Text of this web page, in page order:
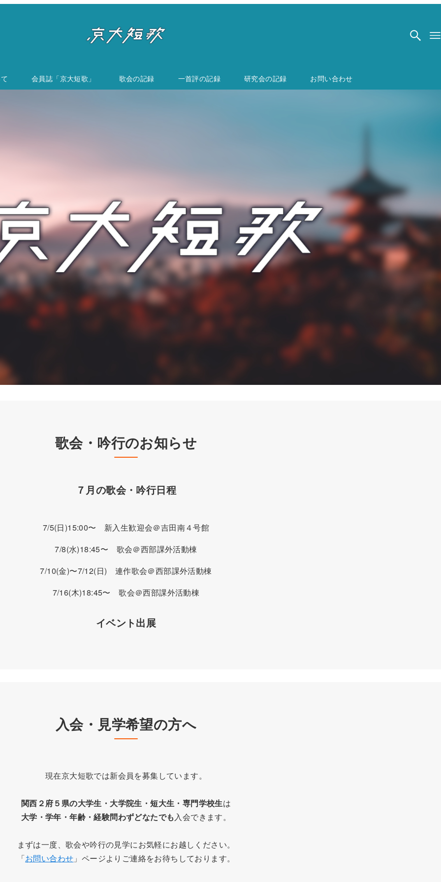
会員誌「京大短歌」 歌会の記録 一首評の記録 研究会の記録 お問い合わせ
歌会・吟行のお知らせ
７月の歌会・吟行日程
7/5(日)15:00〜 新入生歓迎会＠吉田南４号館
7/8(水)18:45〜 歌会＠西部課外活動棟
7/10(金)〜7/12(日) 連作歌会＠西部課外活動棟
7/16(木)18:45〜 歌会＠西部課外活動棟
イベント出展
入会・見学希望の方へ
現在京大短歌では新会員を募集しています。
関西２府５県の大学生・大学院生・短大生・専門学校生は
大学・学年・年齢・経験問わずどなたでも入会できます。
まずは一度、歌会や吟行の見学にお気軽にお越しください。
「お問い合わせ 」ページよりご連絡をお待ちしております。